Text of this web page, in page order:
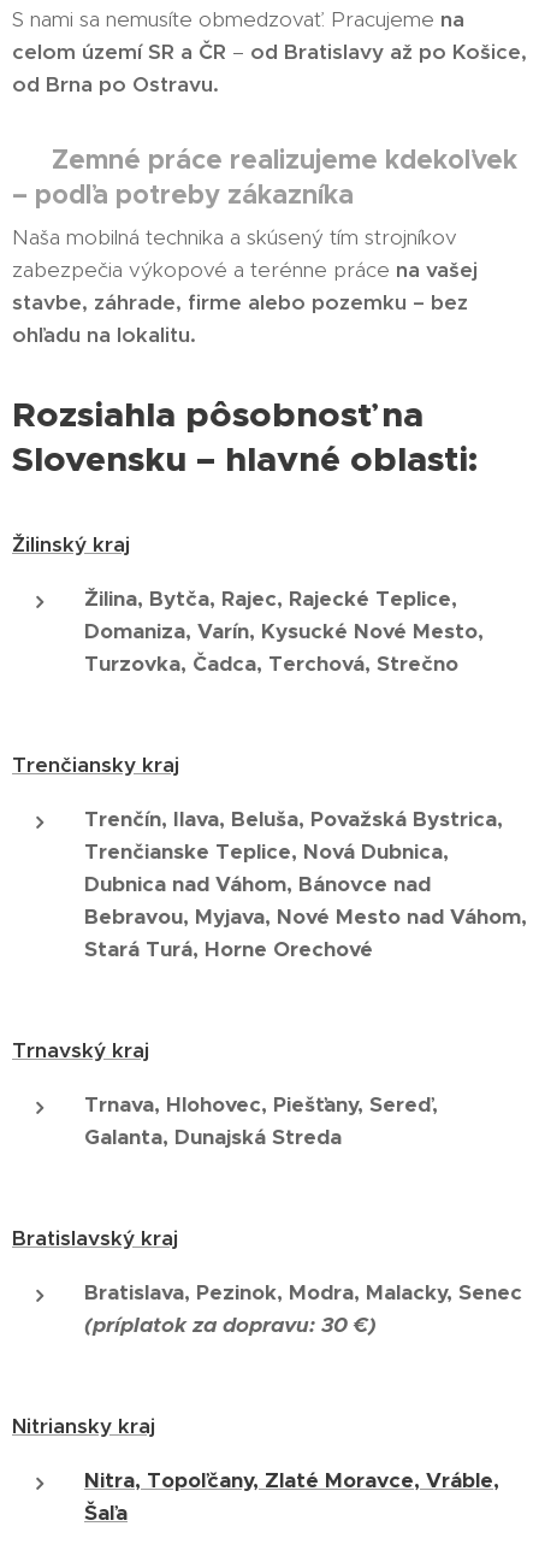
S nami sa nemusíte obmedzovať. Pracujeme na
celom území SR a ČR – od Bratislavy až po Košice,
od Brna po Ostravu.
Zemné práce realizujeme kdekoľvek
– podľa potreby zákazníka
Naša mobilná technika a skúsený tím strojníkov
zabezpečia výkopové a terénne práce na vašej
stavbe, záhrade, firme alebo pozemku – bez
ohľadu na lokalitu.
Rozsiahla pôsobnosť na
Slovensku – hlavné oblasti:
Žilinský kraj
Žilina, Bytča, Rajec, Rajecké Teplice,
Domaniza, Varín, Kysucké Nové Mesto,
Turzovka, Čadca, Terchová, Strečno
Trenčiansky kraj
Trenčín, Ilava, Beluša, Považská Bystrica,
Trenčianske Teplice, Nová Dubnica,
Dubnica nad Váhom, Bánovce nad
Bebravou, Myjava, Nové Mesto nad Váhom,
Stará Turá, Horne Orechové
Trnavský kraj
Trnava, Hlohovec, Piešťany, Sereď,
Galanta, Dunajská Streda
Bratislavský kraj
Bratislava, Pezinok, Modra, Malacky, Senec
(príplatok za dopravu: 30 €)
Nitriansky kraj
Nitra, Topoľčany, Zlaté Moravce, Vráble,
Šaľa